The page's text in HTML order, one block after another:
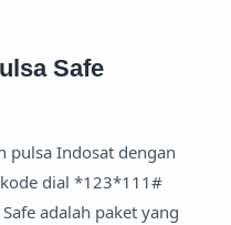
Safe
pulsa Indosat dengan
dial *123*111#
adalah paket yang